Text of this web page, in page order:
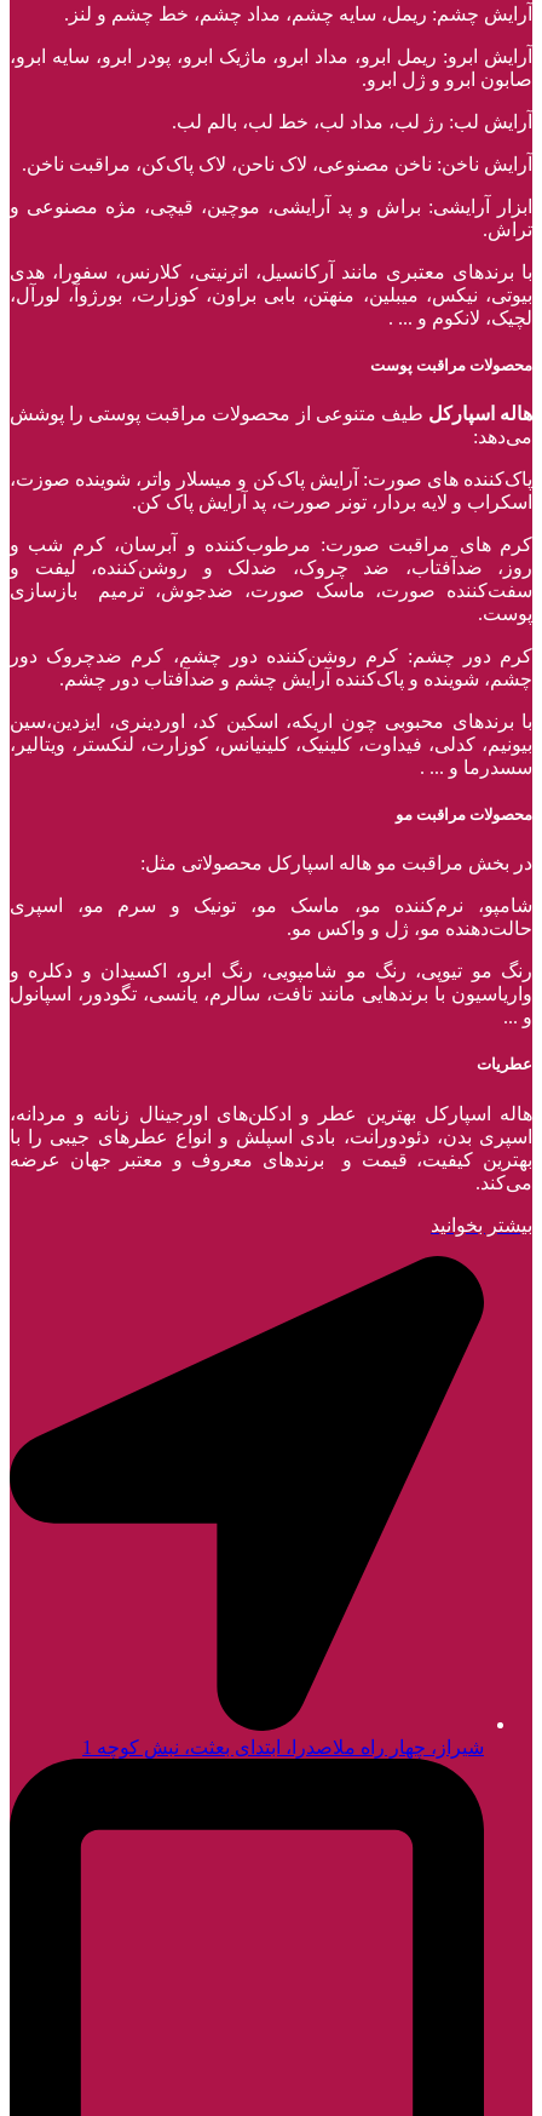
آرایش چشم: ریمل، سایه چشم، مداد چشم، خط چشم و لنز.
آرایش ابرو: ریمل ابرو، مداد ابرو، ماژیک ابرو، پودر ابرو، سایه ابرو،
صابون ابرو و ژل ابرو.
آرایش لب: رژ لب، مداد لب، خط لب، بالم لب.
آرایش ناخن: ناخن مصنوعی، لاک ناحن، لاک پاک‌کن، مراقبت ناخن.
ابزار آرایشی: براش و پد آرایشی، موچین، قیچی، مژه مصنوعی و
تراش.
با برند‌های معتبری مانند آرکانسیل، اترنیتی، کلارنس، سفورا، هدی
بیوتی، نیکس، میبلین، منهتن، بابی براون، کوزارت، بورژوآ، لورآل،
لچیک، لانکوم و ... .
محصولات مراقبت پوست
هاله اسپارکل طیف متنوعی از محصولات مراقبت پوستی را پوشش
می‌دهد:
پاک‌کننده ‌های صورت: آرایش پاک‌کن و میسلار واتر، شوینده صوزت،
اسکراب و لایه بردار، تونر صورت، پد آرایش پاک کن.
کرم های مراقبت صورت: مرطوب‌کننده و آبرسان، کرم شب و
روز، ضدآفتاب، ضد چروک، ضدلک و روشن‌کننده، لیفت و
سفت‌کننده صورت، ماسک صورت، ضدجوش، ترمیم بازسازی
پوست.
کرم دور چشم: کرم روشن‌کننده دور چشم، کرم ضدچروک دور
چشم، شوینده و پاک‌کننده آرایش چشم و ضدآفتاب دور چشم.
با برند‌های محبوبی چون اریکه، اسکین کد، اوردینری، ایزدین،سین
بیونیم، کدلی، فیداوت، کلینیک، کلینیانس، کوزارت، لنکستر، ویتالیر،
سسدرما و ... .
محصولات مراقبت مو
در بخش مراقبت مو هاله اسپارکل محصولاتی مثل:
شامپو، نرم‌کننده مو، ماسک مو، تونیک و سرم مو، اسپری
حالت‌دهنده مو، ژل و واکس مو.
رنگ مو تیوپی، رنگ مو شامپویی، رنگ ابرو، اکسیدان و دکلره و
واریاسیون با برند‌هایی مانند تافت، سالرم، یانسی، تگودور، اسپانول
و ...
عطریات
هاله اسپارکل بهترین عطر و ادکلن‌های اورجینال زنانه و مردانه،
اسپری بدن، دئودورانت، بادی اسپلش و انواع عطر‌های جیبی را با
بهترین کیفیت، قیمت و برندهای معروف و معتبر جهان عرضه
می‌کند.
بیشتر بخوانید
شیراز، چهار راه ملاصدرا، ابتدای بعثت، نبش کوچه 1